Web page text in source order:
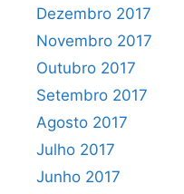
Dezembro 2017
Novembro 2017
Outubro 2017
Setembro 2017
Agosto 2017
Julho 2017
Junho 2017